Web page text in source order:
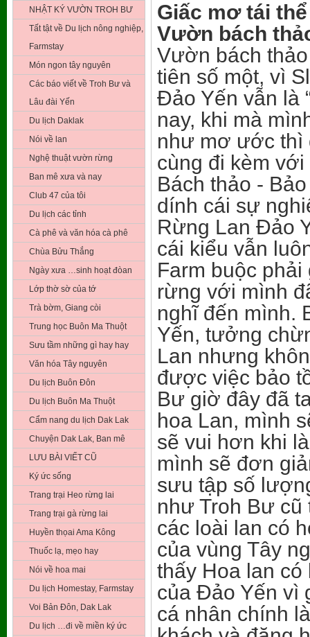
NHẬT KÝ VƯỜN TROH BƯ
Tất tật về Du lịch nông nghiệp,
Farmstay
Món ngon tây nguyên
Các báo viết về Troh Bư và
Lâu đài Yến
Du lịch Daklak
Nói về lan
Nghệ thuật vườn rừng
Ban mê xưa và nay
Club 47 của tôi
Du lịch các tỉnh
Cà phê và văn hóa cà phê
Chùa Bửu Thắng
Ngày xưa …sinh hoạt đòan
Lớp thờ sờ của tớ
Trà bờm, Giang còi
Trung học Buôn Ma Thuột
Sưu tầm những gì hay hay
Văn hóa Tây nguyên
Du lịch Buôn Đôn
Du lịch Buôn Ma Thuột
Cẩm nang du lịch Dak Lak
Chuyện Dak Lak, Ban mê
LƯU BÀI VIẾT CŨ
Ký ức sống
Trang trại Heo rừng lai
Trang trại gà rừng lai
Huyền thọai Ama Kông
Thuốc lạ, mẹo hay
Nói về hoa mai
Du lịch Homestay, Farmstay
Voi Bản Đôn, Dak Lak
Du lịch …đi về miền ký ức
Giấc mơ tái
Vườn bách
Vườn bách
tiên số một, vì
Đảo Yến vẫn là
nay, khi mà
như mơ ước thì
cùng đi kèm
Bách thảo -
dính cái sự
Rừng Lan Đảo
cái kiểu vẫn
Farm buộc
rừng với mình
nghĩ đến mình.
Yến, tưởng
Lan nhưng
được việc bảo
Bư giờ đây đã
hoa Lan, mình
sẽ vui hơn khi
mình sẽ đơn
sưu tập số
như Troh Bư
các loài lan có
của vùng Tây
thấy Hoa lan
của Đảo Yến vì
cá nhân chính